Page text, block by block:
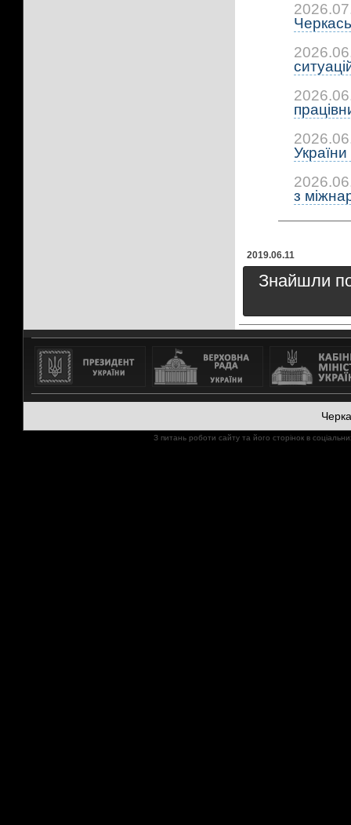
України
з
2019.06.11
Знайшли
З питань роботи сайту та його сторінок в